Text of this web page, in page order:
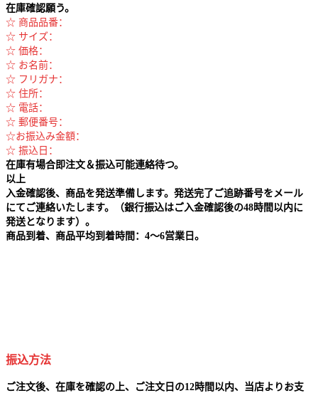
在庫確認願う。
☆ 商品品番：
☆ サイズ：
☆ 価格：
☆ お名前：
☆ フリガナ：
☆ 住所：
☆ 電話：
☆ 郵便番号：
☆お振込み金額：
☆ 振込日：
在庫有場合即注文＆振込可能連絡待つ。
以上
入金確認後、商品を発送準備します。発送完了ご追跡番号をメール
にてご連絡いたします。（銀行振込はご入金確認後の48時間以内に
発送となります）。
商品到着、商品平均到着時間：4～6営業日。
振込方法
ご注文後、在庫を確認の上、ご注文日の12時間以内、当店よりお支